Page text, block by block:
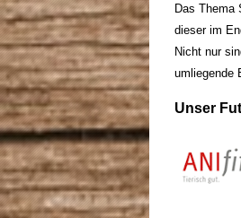
Das Thema
dieser im
Nicht nur
umliegende
Unser